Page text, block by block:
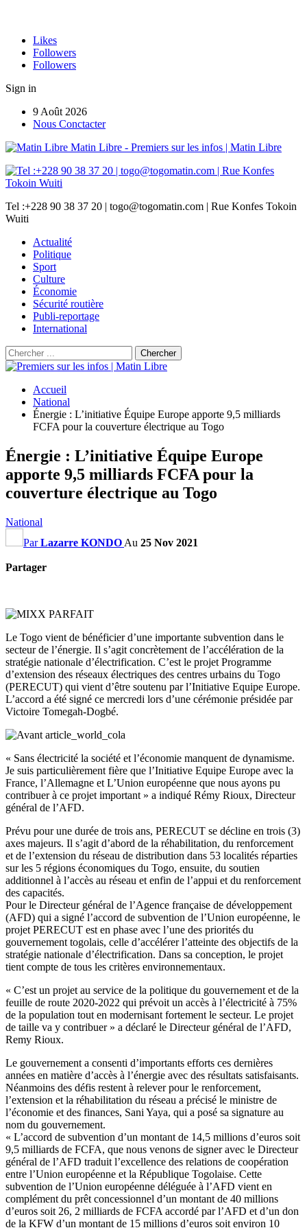
Likes
Followers
Followers
Sign in
9 Août 2026
Nous Conctacter
Matin Libre - Premiers sur les infos | Matin Libre
Tel :+228 90 38 37 20 | togo@togomatin.com | Rue Konfes Tokoin
Wuiti
Actualité
Politique
Sport
Culture
Économie
Sécurité routière
Publi-reportage
International
Accueil
National
Énergie : L’initiative Équipe Europe apporte 9,5 milliards
FCFA pour la couverture électrique au Togo
Énergie : L’initiative Équipe Europe
apporte 9,5 milliards FCFA pour la
couverture électrique au Togo
National
ParLazarre KONDO Au 25 Nov 2021
Partager
Le Togo vient de bénéficier d’une importante subvention dans le
secteur de l’énergie. Il s’agit concrètement de l’accélération de la
stratégie nationale d’électrification. C’est le projet Programme
d’extension des réseaux électriques des centres urbains du Togo
(PERECUT) qui vient d’être soutenu par l’Initiative Equipe Europe.
L’accord a été signé ce mercredi lors d’une cérémonie présidée par
Victoire Tomegah-Dogbé.
« Sans électricité la société et l’économie manquent de dynamisme.
Je suis particulièrement fière que l’Initiative Equipe Europe avec la
France, l’Allemagne et L’Union européenne que nous ayons pu
contribuer à ce projet important » a indiqué Rémy Rioux, Directeur
général de l’AFD.
Prévu pour une durée de trois ans, PERECUT se décline en trois (3)
axes majeurs. Il s’agit d’abord de la réhabilitation, du renforcement
et de l’extension du réseau de distribution dans 53 localités réparties
sur les 5 régions économiques du Togo, ensuite, du soutien
additionnel à l’accès au réseau et enfin de l’appui et du renforcement
des capacités.
Pour le Directeur général de l’Agence française de développement
(AFD) qui a signé l’accord de subvention de l’Union européenne, le
projet PERECUT est en phase avec l’une des priorités du
gouvernement togolais, celle d’accélérer l’atteinte des objectifs de la
stratégie nationale d’électrification. Dans sa conception, le projet
tient compte de tous les critères environnementaux.
« C’est un projet au service de la politique du gouvernement et de la
feuille de route 2020-2022 qui prévoit un accès à l’électricité à 75%
de la population tout en modernisant fortement le secteur. Le projet
de taille va y contribuer » a déclaré le Directeur général de l’AFD,
Remy Rioux.
Le gouvernement a consenti d’importants efforts ces dernières
années en matière d’accès à l’énergie avec des résultats satisfaisants.
Néanmoins des défis restent à relever pour le renforcement,
l’extension et la réhabilitation du réseau a précisé le ministre de
l’économie et des finances, Sani Yaya, qui a posé sa signature au
nom du gouvernement.
« L’accord de subvention d’un montant de 14,5 millions d’euros soit
9,5 milliards de FCFA, que nous venons de signer avec le Directeur
général de l’AFD traduit l’excellence des relations de coopération
entre l’Union européenne et la République Togolaise. Cette
subvention de l’Union européenne déléguée à l’AFD vient en
complément du prêt concessionnel d’un montant de 40 millions
d’euros soit 26, 2 milliards de FCFA accordé par l’AFD et d’un don
de la KFW d’un montant de 15 millions d’euros soit environ 10